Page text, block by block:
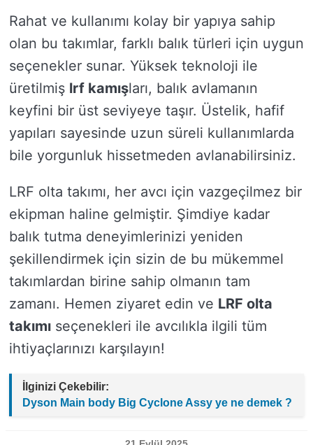
Rahat ve kullanımı kolay bir yapıya sahip
olan bu takımlar, farklı balık türleri için uygun
seçenekler sunar. Yüksek teknoloji ile
üretilmiş lrf kamışları, balık avlamanın
keyfini bir üst seviyeye taşır. Üstelik, hafif
yapıları sayesinde uzun süreli kullanımlarda
bile yorgunluk hissetmeden avlanabilirsiniz.
LRF olta takımı, her avcı için vazgeçilmez bir
ekipman haline gelmiştir. Şimdiye kadar
balık tutma deneyimlerinizi yeniden
şekillendirmek için sizin de bu mükemmel
takımlardan birine sahip olmanın tam
zamanı. Hemen ziyaret edin ve LRF olta
takımı seçenekleri ile avcılıkla ilgili tüm
ihtiyaçlarınızı karşılayın!
İlginizi Çekebilir:
Dyson Main body Big Cyclone Assy ye ne demek ?